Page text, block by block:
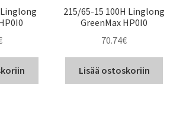
Linglong
215/65-15 100H Linglong
GreenMax HP0I0
70.74€
Lisää ostoskoriin